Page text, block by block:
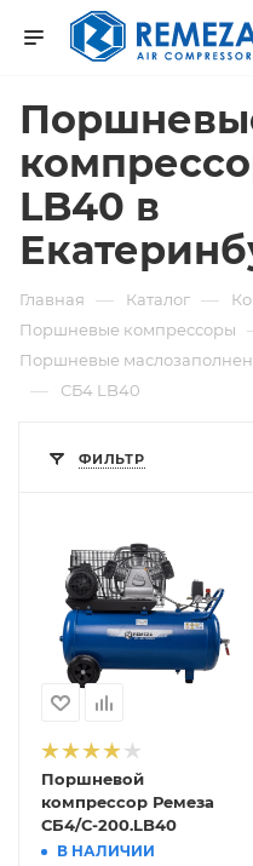
LB40 в
Главная — Каталог —
Поршневые компрессоры
Поршневые
— СБ4 LB40
ФИЛЬТР
Поршневой
компрессор Ремеза
СБ4/С-200.LB40
В НАЛИЧИИ